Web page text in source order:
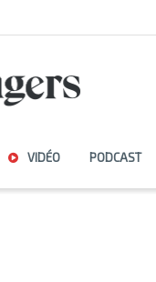
VIDÉO PODCAST